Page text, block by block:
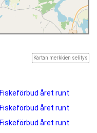
Kartan merkkien selitys
Fiskeförbud året runt
Fiskeförbud året runt
Fiskeförbud året runt